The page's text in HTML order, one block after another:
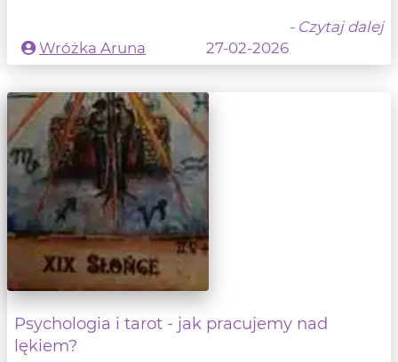
- Czytaj dalej
Wróżka Aruna
27-02-2026
Psychologia i tarot - jak pracujemy nad
lękiem?